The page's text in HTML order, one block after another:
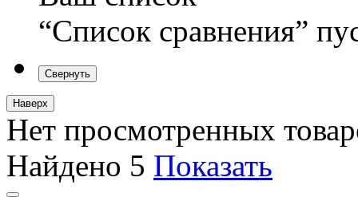
“Список сравнения”
Свернуть
Наверх
Нет просмотренных
Найдено 5 Показать